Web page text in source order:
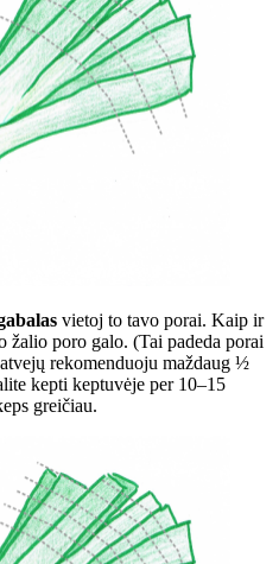
vietoj to tavo porai. Kaip ir
žalio poro galo. (Tai padeda porai
rekomenduoju maždaug ½
kepti keptuvėje per 10–15
greičiau.